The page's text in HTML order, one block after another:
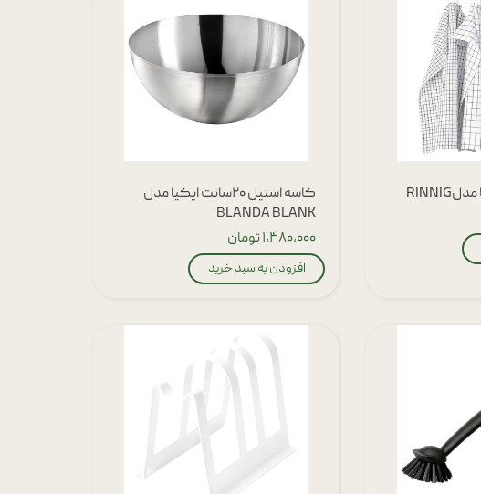
کاسه استیل ۲۰سانت ایکیا مدل
BLANDA BLANK
۱,۴۸۰,۰۰۰ تومان
افزودن به سبد خرید